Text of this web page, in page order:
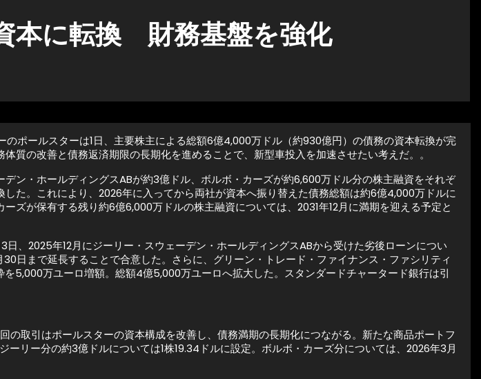
本に転換 財務基盤を強化
のポールスターは1日、主要株主による総額6億4,000万ドル（約930億円）の債務の資本転換が完
質の改善と債務返済期限の長期化を進めることで、新型車投入を加速させたい考えだ。。
デン・ホールディングスABが約3億ドル、ボルボ・カーズが約6,600万ドル分の株主融資をそれぞ
した。これにより、2026年に入ってから両社が資本へ振り替えた債務総額は約6億4,000万ドルに
ズが保有する残り約6億6,000万ドルの株主融資については、2031年12月に満期を迎える予定と
日、2025年12月にジーリー・スウェーデン・ホールディングスABから受けた劣後ローンについ
日まで延長することで合意した。さらに、グリーン・トレード・ファイナンス・ファシリティ
5,000万ユーロ増額。総額4億5,000万ユーロへ拡大した。スタンダードチャータード銀行は引
取引はポールスターの資本構成を改善し、債務満期の長期化につながる。新たな商品ポートフ
リー分の約3億ドルについては1株19.34ドルに設定。ボルボ・カーズ分については、2026年3月